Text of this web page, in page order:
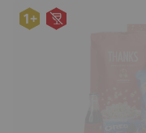
1+